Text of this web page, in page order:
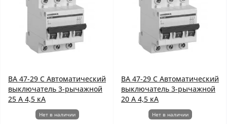
ВА 47-29 C Автоматический
выключатель 3-рычажной
25 А 4,5 кА
Нет в наличии
ВА 47-29 C Автоматический
выключатель 3-рычажной
20 А 4,5 кА
Нет в наличии